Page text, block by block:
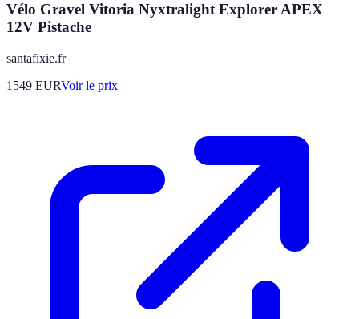
Vélo Gravel Vitoria Nyxtralight Explorer APEX
12V Pistache
santafixie.fr
1549 EURVoir le prix